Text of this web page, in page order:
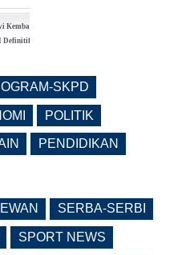
Kembali
Definitif
SKPD
POLITIK
PENDIDIKAN
SERBA-SERBI
SPORT NEWS